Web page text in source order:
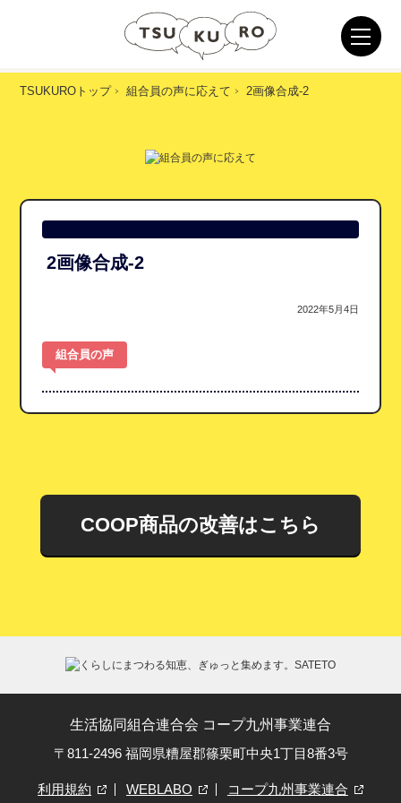
TSUKUROトップ 組合員の声に応えて 2画像合成-2
2画像合成-2
2022年5月4日
組合員の声
COOP商品の改善はこちら
生活協同組合連合会 コープ九州事業連合
〒811-2496 福岡県糟屋郡篠栗町中央1丁目8番3号
利用規約 WEBLABO コープ九州事業連合